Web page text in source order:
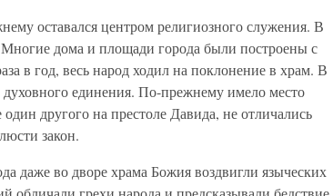
оставался центром религиозного служения. В
дома и площади города были построены с
в год, весь народ ходил на поклонение в храм. В
единения. По-прежнему имело место
другого на престоле Давида, не отличались
закон.
даже во дворе храма Божия воздвигли языческих